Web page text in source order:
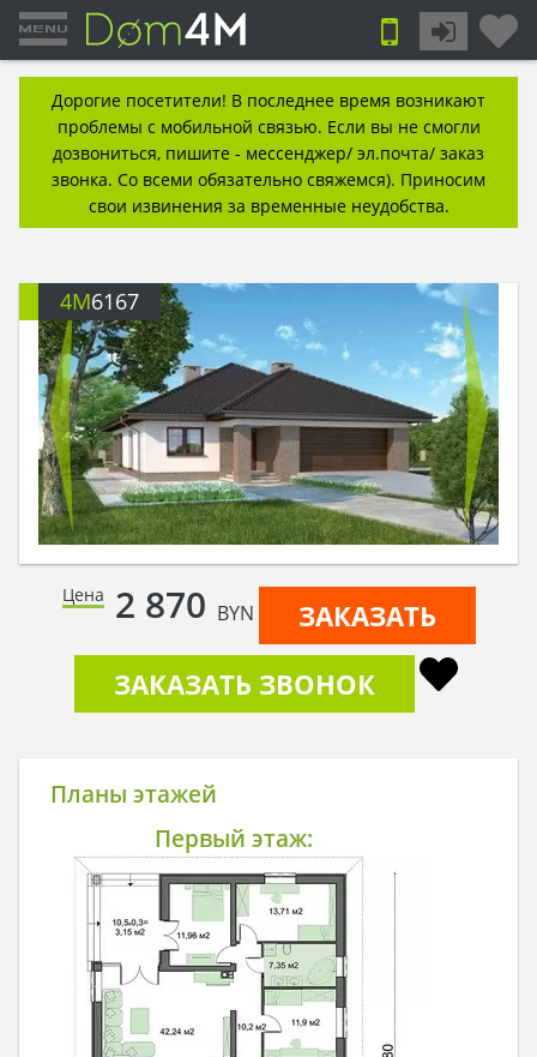
Дорогие посетители! В последнее время возникают
проблемы с мобильной связью. Если вы не смогли
дозвониться, пишите - мессенджер/ эл.почта/ заказ
звонка. Со всеми обязательно свяжемся). Приносим
свои извинения за временные неудобства.
4M6167
Цена 2 870 BYN
ЗАКАЗАТЬ
ЗАКАЗАТЬ ЗВОНОК
Планы этажей
Первый этаж: